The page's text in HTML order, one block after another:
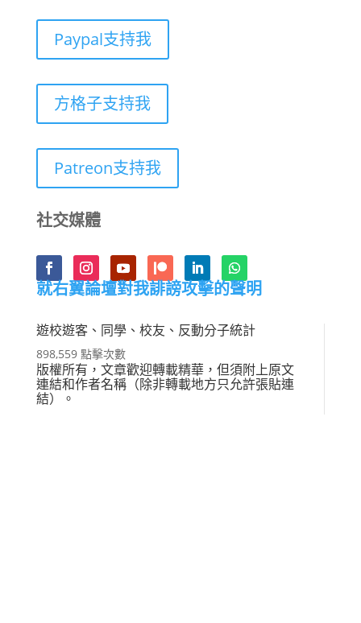
Paypal支持我
方格子支持我
Patreon支持我
社交媒體
就右翼論壇對我誹謗攻擊的聲明
遊校遊客、同學、校友、反動分子統計
898,559 點擊次數
版權所有，文章歡迎轉載精華，但須附上原文
連結和作者名稱（除非轉載地方只允許張貼連
結）。